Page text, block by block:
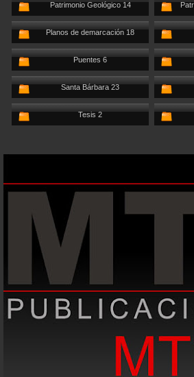
Patrimonio Geológico 14
Planos de demarcación 18
Puentes 6
Santa Bárbara 23
Tesis 2